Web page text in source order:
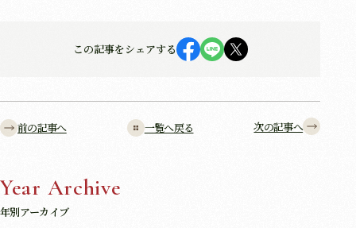
この記事をシェアする
前の記事へ 一覧へ戻る 次の記事へ
Year Archive
年別アーカイブ